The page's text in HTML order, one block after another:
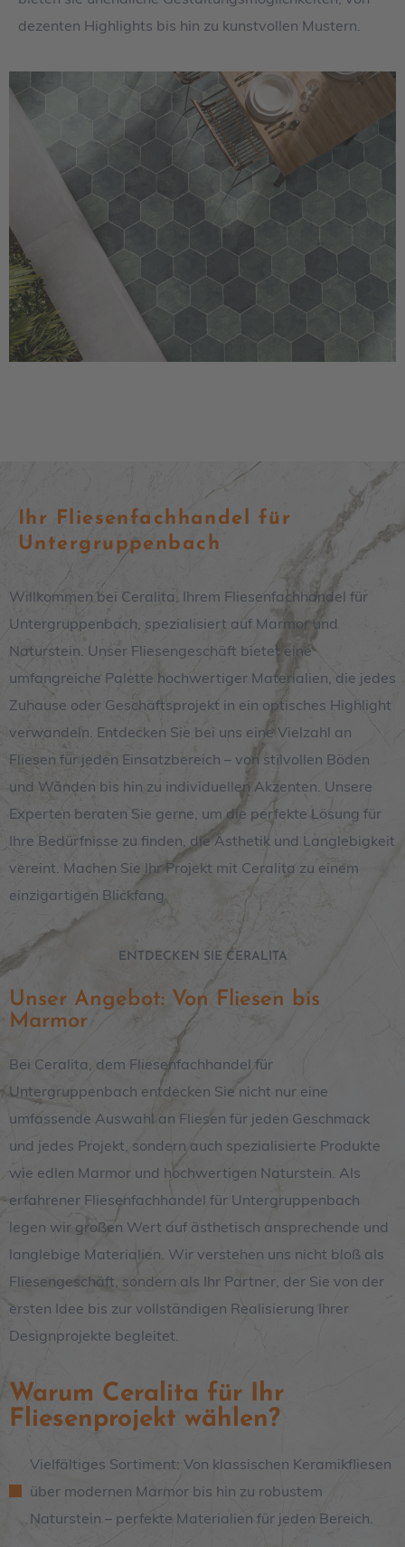
dezenten Highlights bis hin zu kunstvollen Mustern.
Ihr Fliesenfachhandel für
Untergruppenbach
Willkommen bei Ceralita, Ihrem Fliesenfachhandel für
Untergruppenbach, spezialisiert auf Marmor und
Naturstein. Unser Fliesengeschäft bietet eine
umfangreiche Palette hochwertiger Materialien, die jedes
Zuhause oder Geschäftsprojekt in ein optisches Highlight
verwandeln. Entdecken Sie bei uns eine Vielzahl an
Fliesen für jeden Einsatzbereich – von stilvollen Böden
und Wänden bis hin zu individuellen Akzenten. Unsere
Experten beraten Sie gerne, um die perfekte Lösung für
Ihre Bedürfnisse zu finden, die Ästhetik und Langlebigkeit
vereint. Machen Sie Ihr Projekt mit Ceralita zu einem
einzigartigen Blickfang.
ENTDECKEN SIE CERALITA
Unser Angebot: Von Fliesen bis
Marmor
Bei Ceralita, dem Fliesenfachhandel für
Untergruppenbach entdecken Sie nicht nur eine
umfassende Auswahl an Fliesen für jeden Geschmack
und jedes Projekt, sondern auch spezialisierte Produkte
wie edlen Marmor und hochwertigen Naturstein. Als
erfahrener Fliesenfachhandel für Untergruppenbach
legen wir großen Wert auf ästhetisch ansprechende und
langlebige Materialien. Wir verstehen uns nicht bloß als
Fliesengeschäft, sondern als Ihr Partner, der Sie von der
ersten Idee bis zur vollständigen Realisierung Ihrer
Designprojekte begleitet.
Warum Ceralita für Ihr
Fliesenprojekt wählen?
Vielfältiges Sortiment: Von klassischen Keramikfliesen
über modernen Marmor bis hin zu robustem
Naturstein – perfekte Materialien für jeden Bereich.